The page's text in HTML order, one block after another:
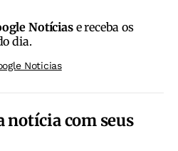
Notíciase receba os
dia.
Noticias
notícia com seus